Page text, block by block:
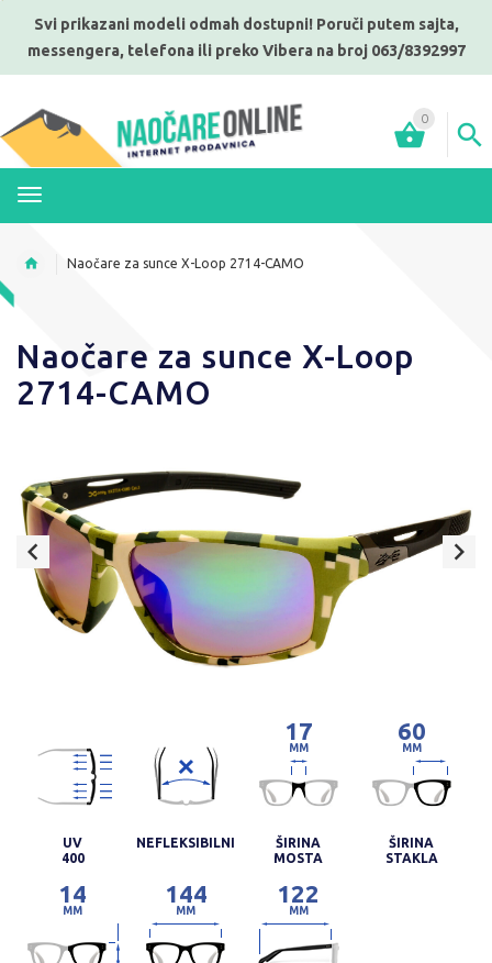
Svi prikazani modeli odmah dostupni! Poruči putem sajta,
messengera, telefona ili preko Vibera na broj 063/8392997
0
Naočare za sunce X-Loop 2714-CAMO
Naočare za sunce X-Loop
2714-CAMO
UV
400
NEFLEKSIBILNI
17
MM
ŠIRINA
MOSTA
60
MM
ŠIRINA
STAKLA
14
MM
144
MM
122
MM